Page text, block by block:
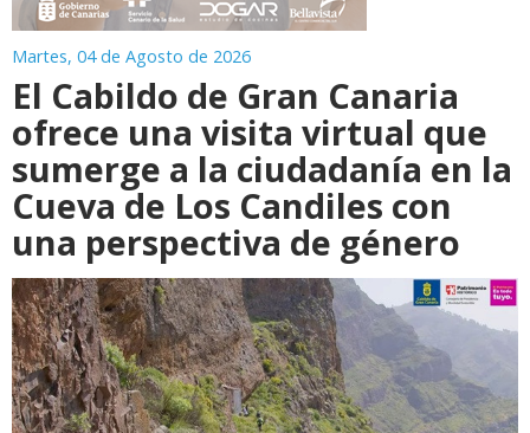
Martes, 04 de Agosto de 2026
El Cabildo de Gran Canaria
ofrece una visita virtual que
sumerge a la ciudadanía en la
Cueva de Los Candiles con
una perspectiva de género